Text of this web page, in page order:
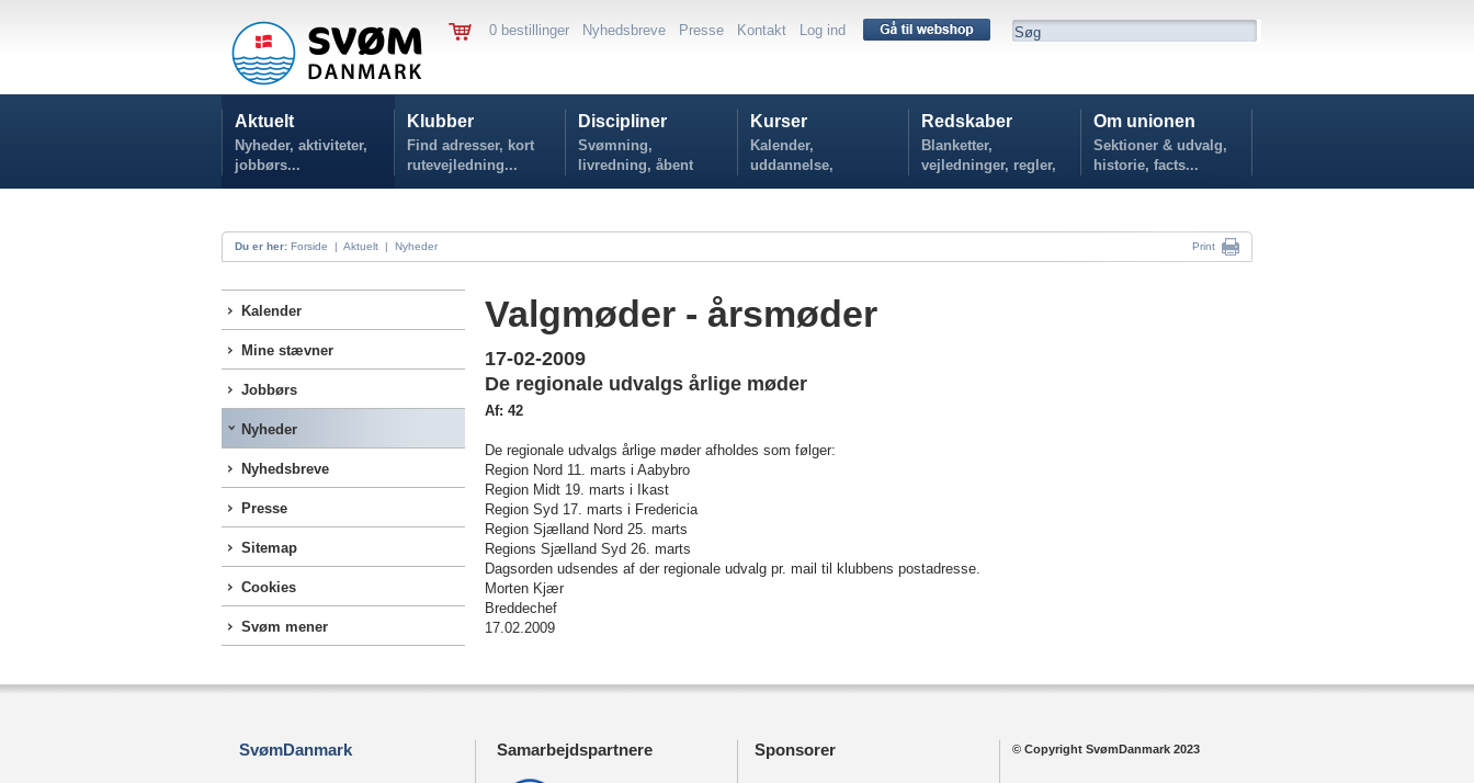
0 bestillinger Nyhedsbreve Presse Kontakt Log ind
Aktuelt
Nyheder, aktiviteter,
jobbørs...
Klubber
Find adresser, kort
rutevejledning...
Discipliner
Svømning,
livredning, åbent
vand...
Kurser
Kalender,
uddannelse,
tilmelding...
Redskaber
Blanketter,
vejledninger, regler,
politikker...
Om unionen
Sektioner & udvalg,
historie, facts...
Du er her: Forside | Aktuelt | Nyheder Print
Kalender
Mine stævner
Jobbørs
Nyheder
Nyhedsbreve
Presse
Sitemap
Cookies
Svøm mener
Valgmøder - årsmøder
17-02-2009
De regionale udvalgs årlige møder
Af: 42
De regionale udvalgs årlige møder afholdes som følger:
Region Nord 11. marts i Aabybro
Region Midt 19. marts i Ikast
Region Syd 17. marts i Fredericia
Region Sjælland Nord 25. marts
Regions Sjælland Syd 26. marts
Dagsorden udsendes af der regionale udvalg pr. mail til klubbens postadresse.
Morten Kjær
Breddechef
17.02.2009
SvømDanmark Samarbejdspartnere Sponsorer © Copyright SvømDanmark 2023